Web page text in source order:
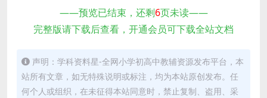
——预览已结束，还剩6页未读——
完整版请下载后查看，开通会员可下载全站文档
声明：学科资料星-全网小学初高中教辅资源发布平台，本
站所有文章，如无特殊说明或标注，均为本站原创发布。任
何个人或组织，在未征得本站同意时，禁止复制、盗用、采